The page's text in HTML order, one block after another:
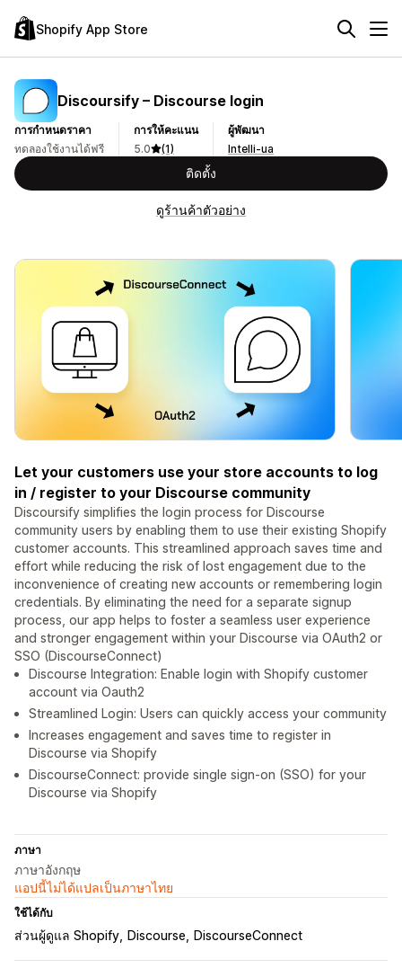
Shopify App Store
Discoursify – Discourse login
การกำหนดราคา
ทดลองใช้งานได้ฟรี
การให้คะแนน
5.0
(1)
ผู้พัฒนา
Intelli-ua
ติดตั้ง
ดูร้านค้าตัวอย่าง
Let your customers use your store accounts to log
in / register to your Discourse community
Discoursify simplifies the login process for Discourse
community users by enabling them to use their existing Shopify
customer accounts. This streamlined approach saves time and
effort while reducing the risk of lost engagement due to the
inconvenience of creating new accounts or remembering login
credentials. By eliminating the need for a separate signup
process, our app helps to foster a seamless user experience
and stronger engagement within your Discourse via OAuth2 or
SSO (DiscourseConnect)
Discourse Integration: Enable login with Shopify customer
account via Oauth2
Streamlined Login: Users can quickly access your community
Increases engagement and saves time to register in
Discourse via Shopify
DiscourseConnect: provide single sign-on (SSO) for your
Discourse via Shopify
ภาษา
ภาษาอังกฤษ
แอปนี้ไม่ได้แปลเป็นภาษาไทย
ใช้ได้กับ
ส่วนผู้ดูแล Shopify Discourse DiscourseConnect